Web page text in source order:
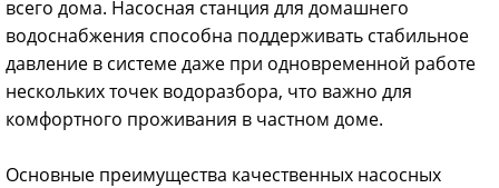
всего дома. Насосная станция для домашнего
водоснабжения способна поддерживать стабильное
давление в системе даже при одновременной работе
нескольких точек водоразбора, что важно для
комфортного проживания в частном доме.
Основные преимущества качественных насосных